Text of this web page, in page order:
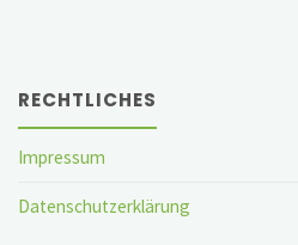
RECHTLICHES
Impressum
Datenschutzerklärung